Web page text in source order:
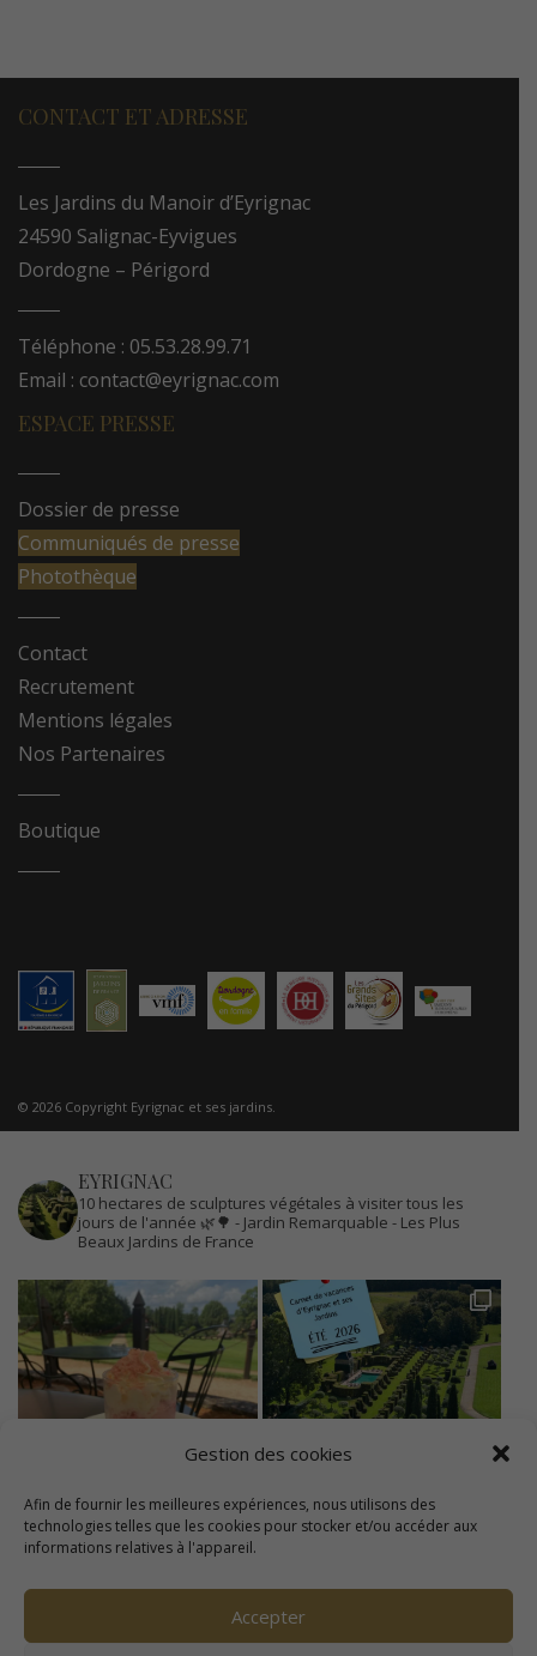
Gestion des cookies
Afin de fournir les meilleures expériences, nous utilisons des
technologies telles que les cookies pour stocker et/ou accéder aux
informations relatives à l'appareil.
Accepter
CONTACT ET ADRESSE
Les Jardins du Manoir d’Eyrignac
24590 Salignac-Eyvigues
Dordogne – Périgord
Téléphone : 05.53.28.99.71
Email : contact@eyrignac.com
ESPACE PRESSE
Dossier de presse
Communiqués de presse
Photothèque
Contact
Recrutement
Mentions légales
Nos Partenaires
Boutique
© 2026 Copyright Eyrignac et ses jardins.
EYRIGNAC
10 hectares de sculptures végétales à visiter tous les
jours de l'année 🌿🌳 - Jardin Remarquable - Les Plus
Beaux Jardins de France